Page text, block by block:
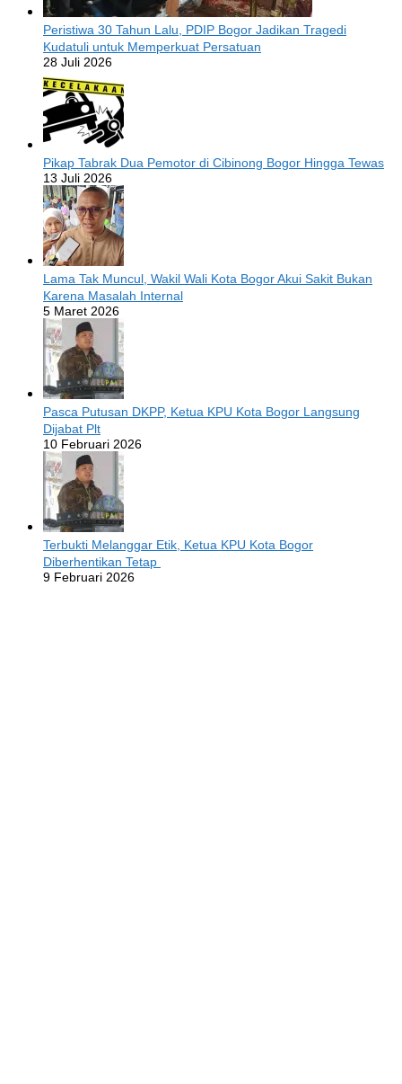
Peristiwa 30 Tahun Lalu, PDIP Bogor Jadikan Tragedi
Kudatuli untuk Memperkuat Persatuan
28 Juli 2026
Pikap Tabrak Dua Pemotor di Cibinong Bogor Hingga Tewas
13 Juli 2026
Lama Tak Muncul, Wakil Wali Kota Bogor Akui Sakit Bukan
Karena Masalah Internal
5 Maret 2026
Pasca Putusan DKPP, Ketua KPU Kota Bogor Langsung
Dijabat Plt
10 Februari 2026
Terbukti Melanggar Etik, Ketua KPU Kota Bogor
Diberhentikan Tetap
9 Februari 2026